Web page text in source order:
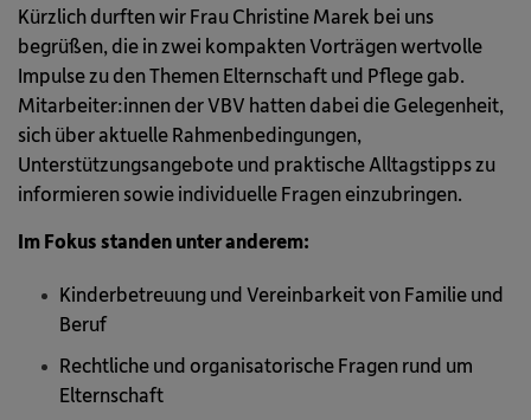
Kürzlich durften wir Frau Christine Marek bei uns
begrüßen, die in zwei kompakten Vorträgen wertvolle
Impulse zu den Themen Elternschaft und Pflege gab.
Mitarbeiter:innen der VBV hatten dabei die Gelegenheit,
sich über aktuelle Rahmenbedingungen,
Unterstützungsangebote und praktische Alltagstipps zu
informieren sowie individuelle Fragen einzubringen.
Im Fokus standen unter anderem:
Kinderbetreuung und Vereinbarkeit von Familie und
Beruf
Rechtliche und organisatorische Fragen rund um
Elternschaft